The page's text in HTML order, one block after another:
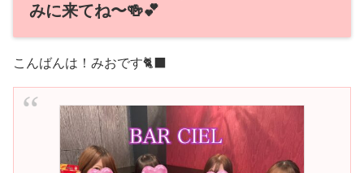
みに来てね〜🍻💕
こんばんは！みおです🐈‍⬛